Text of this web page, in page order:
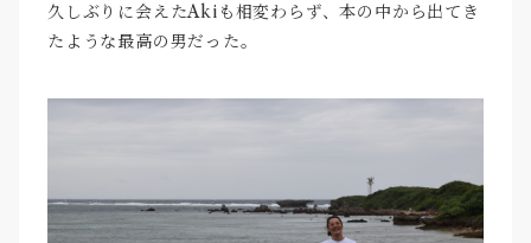
久しぶりに会えたAkiも相変わらず、本の中から出てき
たような最高の男だった。